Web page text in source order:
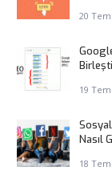
20
19
Nasıl
18